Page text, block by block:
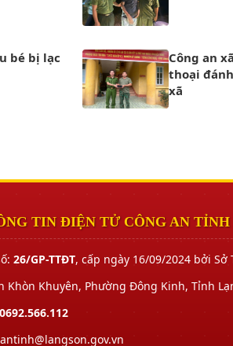
bé bị lạc
Công an
thoại
xã
TIN ĐIỆN TỬ CÔNG AN TỈNH
26/GP-TTĐT, cấp ngày 16/09/2024 bởi Sở
Khòn Khuyên, Phường Đông Kinh, Tỉnh
0692.566.112